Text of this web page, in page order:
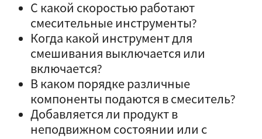
С какой скоростью работают
смесительные инструменты?
Когда какой инструмент для
смешивания выключается или
включается?
В каком порядке различные
компоненты подаются в смеситель?
Добавляется ли продукт в
неподвижном состоянии или с